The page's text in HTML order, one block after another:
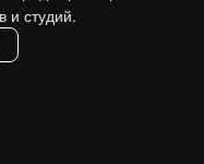
и студий.